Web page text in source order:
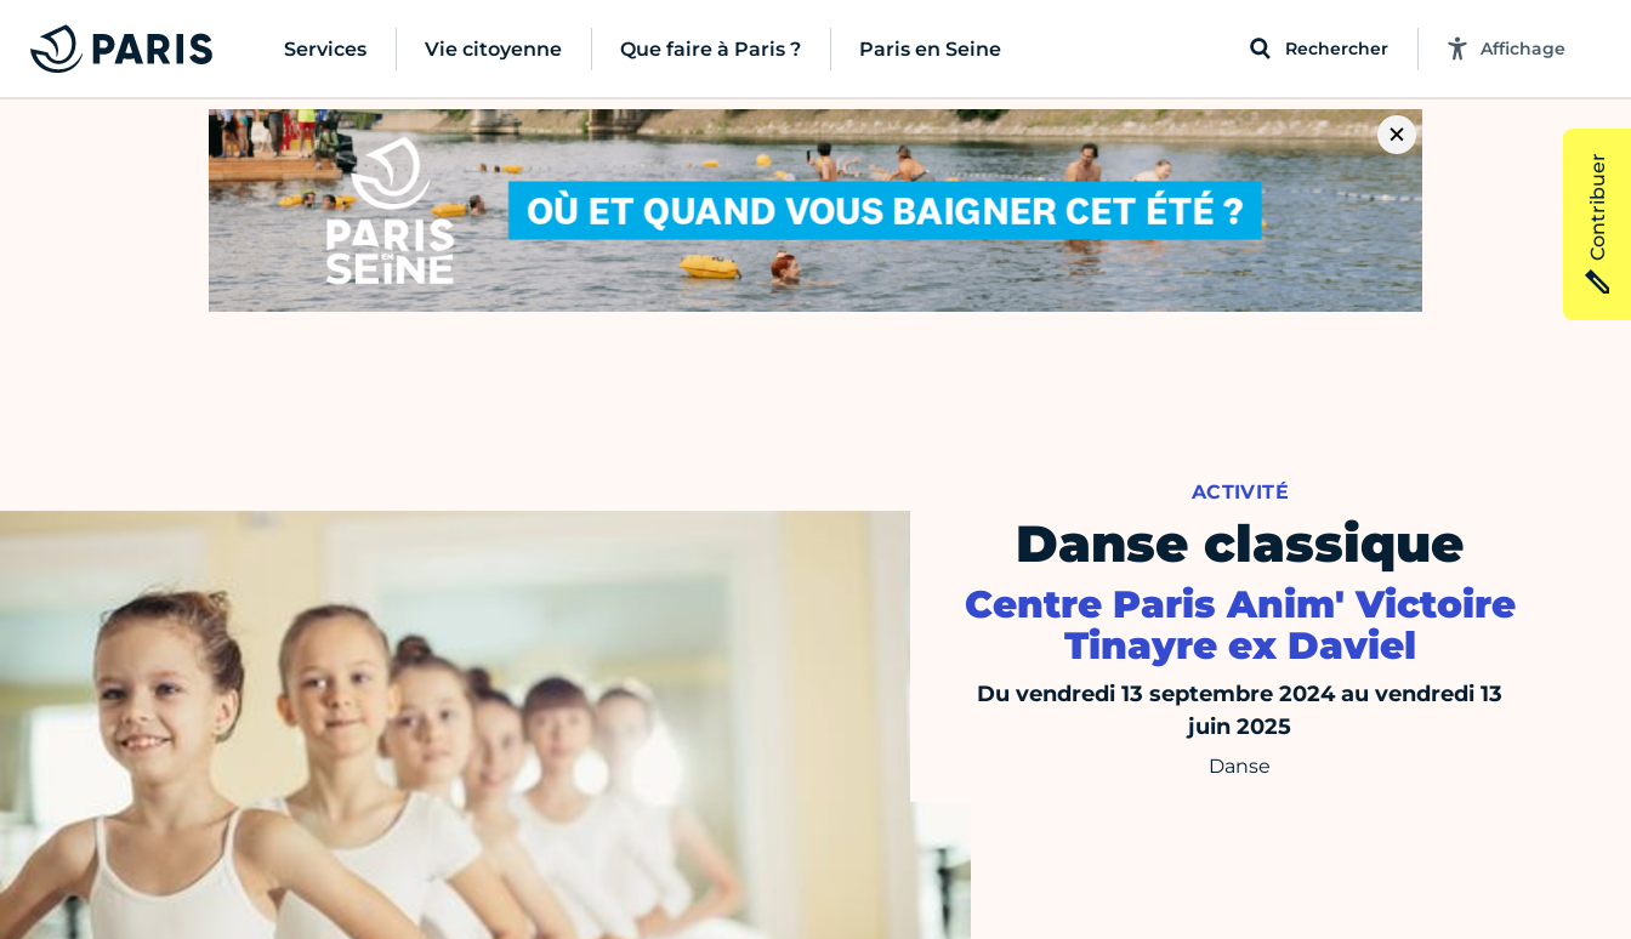
Services Vie citoyenne Que faire à Paris ? Paris en Seine Rechercher Affichage
ACTIVITÉ
Danse classique
Centre Paris Anim' Victoire
Tinayre ex Daviel
Du vendredi 13 septembre 2024 au vendredi 13
juin 2025
Danse
Contribuer